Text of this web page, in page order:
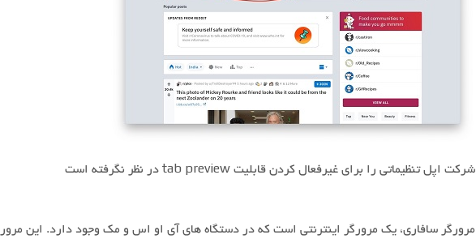
شرکت اپل تنظیماتی را برای غیرفعال کردن قابلیت tab preview در نظر نگرفته است
مرورگر سافاری، یک مرورگر اینترنتی است که در دستگاه های آی او اس و مک وجود دارد. این